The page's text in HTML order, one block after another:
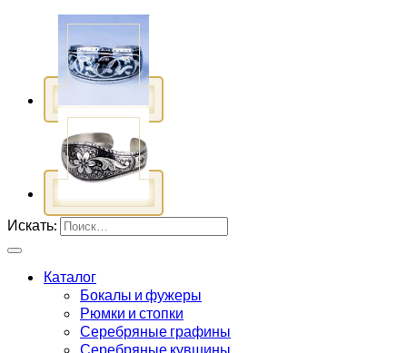
Искать:
Каталог
Бокалы и фужеры
Рюмки и стопки
Серебряные графины
Серебряные кувшины